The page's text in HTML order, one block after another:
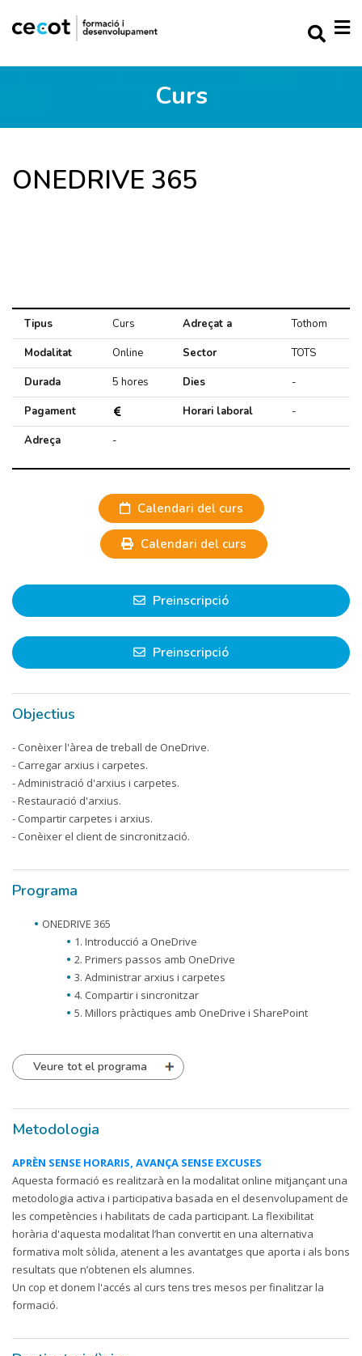
Curs
ONEDRIVE 365
Tipus Curs Adreçat a
Tothom
Modalitat
Online Sector
TOTS
Durada
5 hores Dies
-
Pagament
Horari laboral
-
Adreça
-
Calendari del curs
Calendari del curs
Preinscripció
Preinscripció
Objectius
- Conèixer l'àrea de treball de OneDrive.
- Carregar arxius i carpetes.
- Administració d'arxius i carpetes.
- Restauració d'arxius.
- Compartir carpetes i arxius.
- Conèixer el client de sincronització.
Programa
ONEDRIVE 365
1. Introducció a OneDrive
2. Primers passos amb OneDrive
3. Administrar arxius i carpetes
4. Compartir i sincronitzar
5. Millors pràctiques amb OneDrive i SharePoint
Veure tot el programa
Metodologia
APRÈN SENSE HORARIS, AVANÇA SENSE EXCUSES
Aquesta formació es realitzarà en la modalitat online mitjançant una
metodologia activa i participativa basada en el desenvolupament de
les competències i habilitats de cada participant. La flexibilitat
horària d'aquesta modalitat l’han convertit en una alternativa
formativa molt sòlida, atenent a les avantatges que aporta i als bons
resultats que n’obtenen els alumnes.
Un cop et donem l'accés al curs tens tres mesos per finalitzar la
formació.